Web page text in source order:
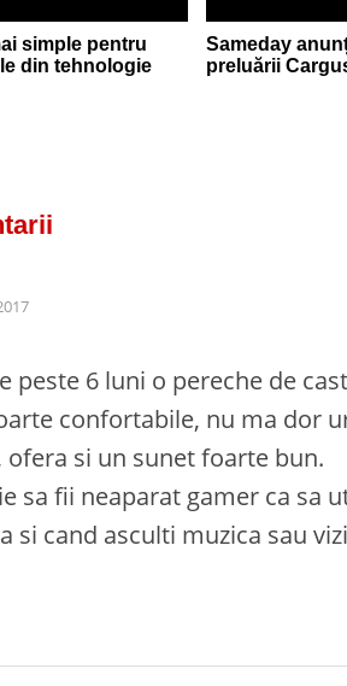
simple pentru
din tehnologie
Sameday
preluării
peste 6 luni o pereche de
confortabile, nu ma dor
ofera si un sunet foarte bun.
sa fii neaparat gamer ca sa
si cand asculti muzica sau